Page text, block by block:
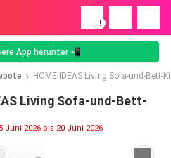
!
App herunter 📲
HOME IDEAS Living Sofa-und-Bett-
Living Sofa-und-Bett-
Juni 2026 bis 20 Juni 2026